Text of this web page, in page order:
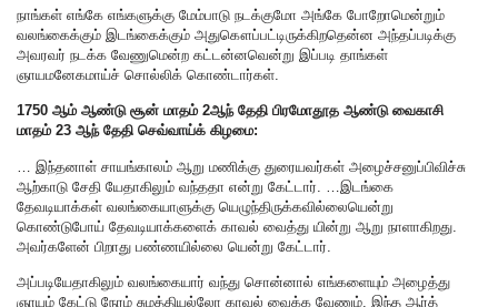
நாங்கள் எங்கே எங்களுக்கு மேம்பாடு நடக்குமோ அங்கே போறோமென்றும்
வலங்கைக்கும் இடங்கைக்கும் அதுகௌப்பட்டிருக்கிறதென்ன அந்தப்படிக்கு
அவரவர் நடக்க வேணுமென்ற கட்டன்னவென்று இப்படி தாங்கள்
ஞாயமனேகமாய்ச் சொல்லிக் கொண்டார்கள்.
1750 ஆம் ஆண்டு சூன் மாதம் 2ஆந் தேதி பிரமோதூத ஆண்டு வைகாசி
மாதம் 23 ஆந் தேதி செவ்வாய்க் கிழமை:
… இந்தனாள் சாயங்காலம் ஆறு மணிக்கு துரையவர்கள் அழைச்சனுப்பிவிச்சு
ஆற்காடு சேதி யேதாகிலும் வந்ததா என்று கேட்டார். …இடங்கை
தேவடியாக்கள் வலங்கையாளுக்கு யெழுந்திருக்கவில்லையென்று
கொண்டுபோய் தேவடியாக்களைக் காவல் வைத்து யின்று ஆறு நாளாகிறது.
அவர்களேன் பிறாது பண்ணயில்லை யென்று கேட்டார்.
அப்படியேதாகிலும் வலங்கையார் வந்து சொன்னால் எங்களையும் அழைத்து
ஞாயம் கேட்டு நேரம் சுமத்தியல்லோ காவல் வைக்க வேணும். இந்த ஆர்த்